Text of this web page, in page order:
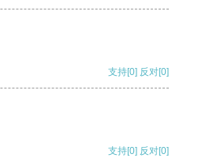
支持[0] 反对[0]
支持[0] 反对[0]